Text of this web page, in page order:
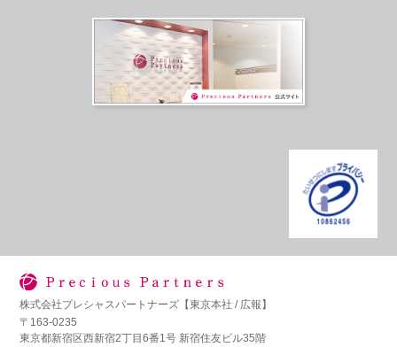
株式会社プレシャスパートナーズ【東京本社 / 広報】
〒163-0235
東京都新宿区西新宿2丁目6番1号 新宿住友ビル35階